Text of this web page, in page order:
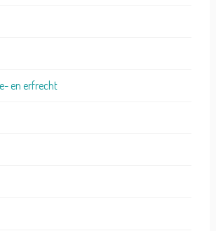
en erfrecht